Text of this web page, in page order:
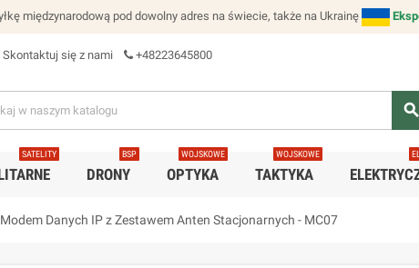
międzynarodową pod dowolny adres na świecie, także na Ukrainę
Skontaktuj się z nami +48223645800
search
SATELITY
DRONY
BSP
OPTYKA
WOJSKOWE
TAKTYKA
WOJSKOWE
Danych IP z Zestawem Anten Stacjonarnych - MC07